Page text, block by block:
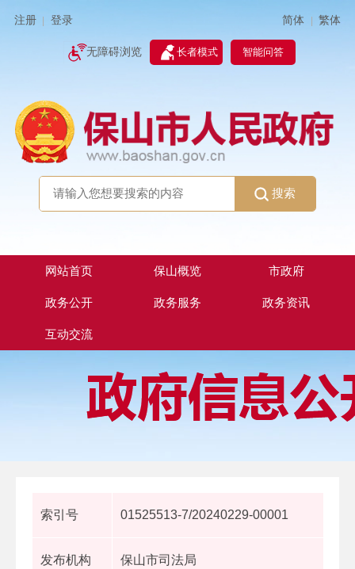
注册 登录 简体 | 繁体
无障碍浏览 长者模式 智能问答
搜索
网站首页 保山概览 市政府
政务公开 政务服务 政务资讯
互动交流
索引号 01525513-7/20240229-00001
发布机构 保山市司法局